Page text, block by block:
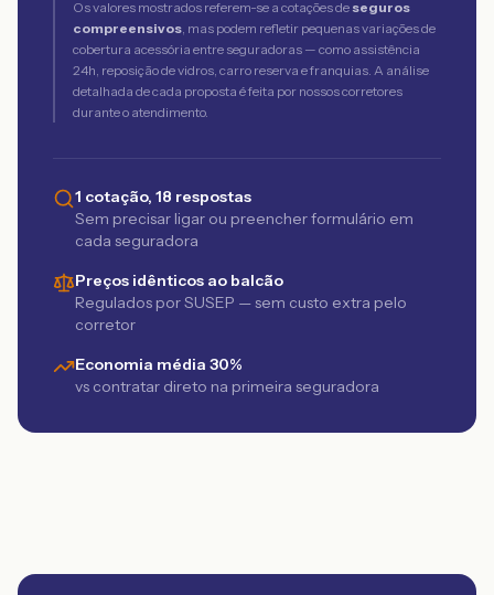
Os valores mostrados referem-se a cotações de seguros
compreensivos, mas podem refletir pequenas variações de
cobertura acessória entre seguradoras — como assistência
24h, reposição de vidros, carro reserva e franquias. A análise
detalhada de cada proposta é feita por nossos corretores
durante o atendimento.
1 cotação, 18 respostas
Sem precisar ligar ou preencher formulário em
cada seguradora
Preços idênticos ao balcão
Regulados por SUSEP — sem custo extra pelo
corretor
Economia média 30%
vs contratar direto na primeira seguradora